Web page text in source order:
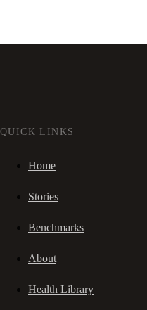
QUICK LINKS
Home
Stories
Benchmarks
About
Health Library